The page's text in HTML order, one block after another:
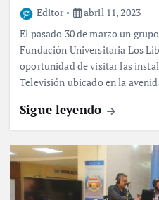
Editor
abril 11, 2023
El pasado 30 de marzo un
Fundación Universitaria Los
oportunidad de visitar las
Televisión ubicado en la
Sigue leyendo